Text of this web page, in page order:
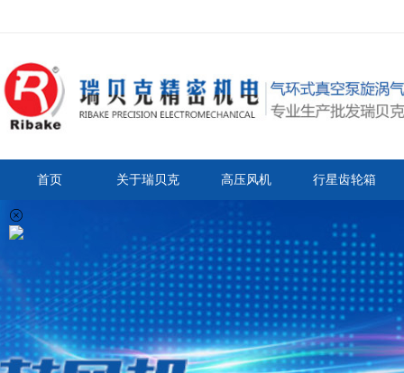
首页 关于瑞贝克 高压风机 行星齿轮箱